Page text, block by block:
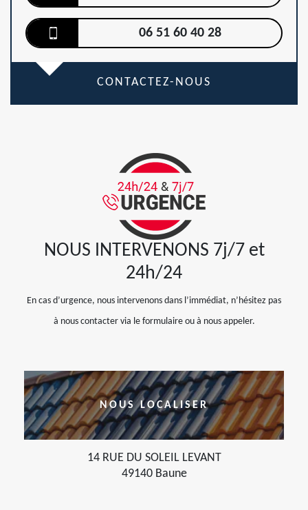
06 51 60 40 28
CONTACTEZ-NOUS
NOUS INTERVENONS 7j/7 et
24h/24
En cas d’urgence, nous intervenons dans l’immédiat, n’hésitez pas
à nous contacter via le formulaire ou à nous appeler.
NOUS LOCALISER
14 RUE DU SOLEIL LEVANT
49140 Baune